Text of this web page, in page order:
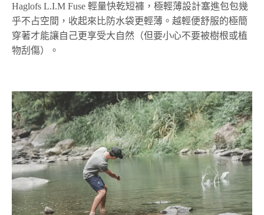
Haglofs L.I.M Fuse 輕量快乾短褲，極輕薄設計塞進包包幾
乎不占空間，收起來比防水袋更輕薄。越輕便舒服的極簡
穿著才能讓自己更享受大自然（但要小心不要被樹根或植
物刮傷）。